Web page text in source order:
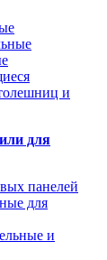
и
для
панелей
для
и